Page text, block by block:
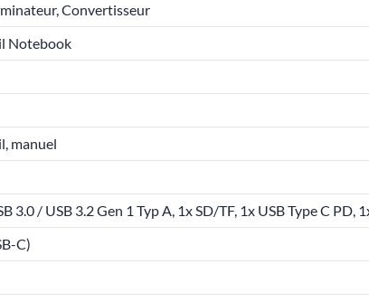
Convertisseur
Notebook
manuel
3.0 / USB 3.2 Gen 1 Typ A, 1x SD/TF, 1x USB Type C PD,
C)